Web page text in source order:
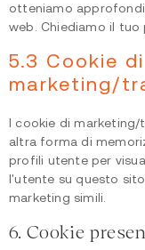
otteniamo
web. Chiediamo il
5.3 Cookie di
marketing/
I cookie di marketing/
altra forma di
profili utente per
l'utente su questo
marketing simili.
6. Cookie